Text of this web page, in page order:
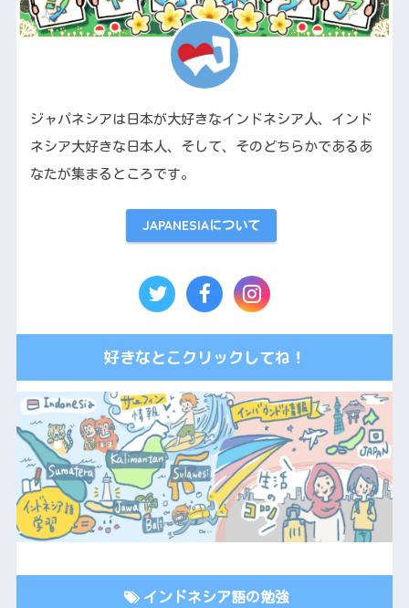
ジャパネシアは日本が大好きなインドネシア人、インド
ネシア大好きな日本人、そして、そのどちらかであるあ
なたが集まるところです。
JAPANESIAについて
好きなとこクリックしてね！
インドネシア語の勉強